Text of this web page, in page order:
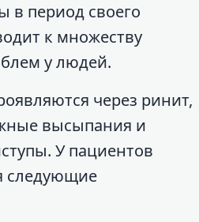
в период своего
к множеству
у людей.
через ринит,
высыпания и
У пациентов
следующие